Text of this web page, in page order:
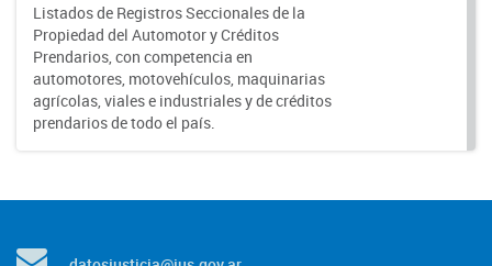
Listados de Registros Seccionales de la
Propiedad del Automotor y Créditos
Prendarios, con competencia en
automotores, motovehículos, maquinarias
agrícolas, viales e industriales y de créditos
prendarios de todo el país.